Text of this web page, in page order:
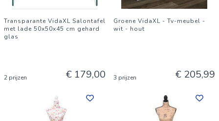
Transparante VidaXL Salontafel
met lade 50x50x45 cm gehard
glas
2 prijzen € 179,00
Groene VidaXL - Tv-meubel -
wit - hout
3 prijzen € 205,99